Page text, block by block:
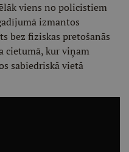
viens no policistiem
izmantos
bez fiziskas pretošanās
cietumā, kur viņam
sabiedriskā vietā